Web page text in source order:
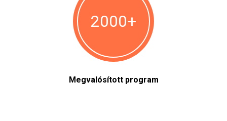
2000+
Megvalósított program